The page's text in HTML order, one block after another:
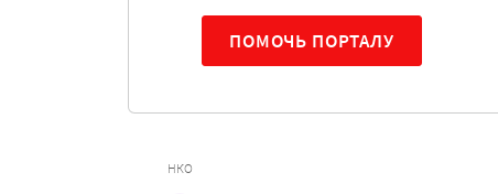
ПОМОЧЬ ПОРТАЛУ
НКО